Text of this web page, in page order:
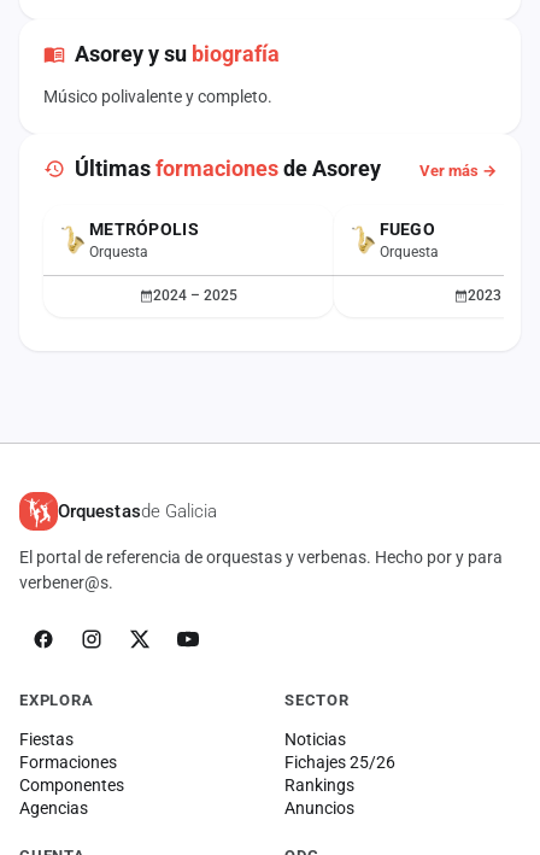
Asorey y su biografía
Músico polivalente y completo.
Últimasformacionesde Asorey Ver más →
METRÓPOLIS
Orquesta
2024 – 2025
FUEGO
Orquesta
2023
Orquestasde Galicia
El portal de referencia de orquestas y verbenas. Hecho por y para
verbener@s.
EXPLORA
Fiestas
Formaciones
Componentes
Agencias
SECTOR
Noticias
Fichajes 25/26
Rankings
Anuncios